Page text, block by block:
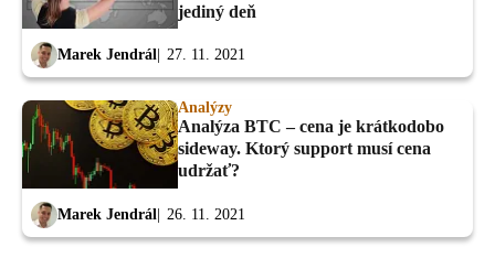
jediný deň
Marek Jendrál 27. 11. 2021
Analýzy
Analýza BTC – cena je krátkodobo
sideway. Ktorý support musí cena
udržať?
Marek Jendrál 26. 11. 2021